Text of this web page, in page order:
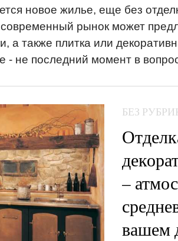
новое жилье, еще без
рынок может
а также плитка или
- не последний момент в
БЕЗ
–
вашем